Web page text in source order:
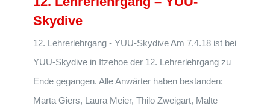
Skydive
12. Lehrerlehrgang - YUU-Skydive Am 7.4.18 ist bei
YUU-Skydive in Itzehoe der 12. Lehrerlehrgang zu
Ende gegangen. Alle Anwärter haben bestanden:
Marta Giers, Laura Meier, Thilo Zweigart, Malte